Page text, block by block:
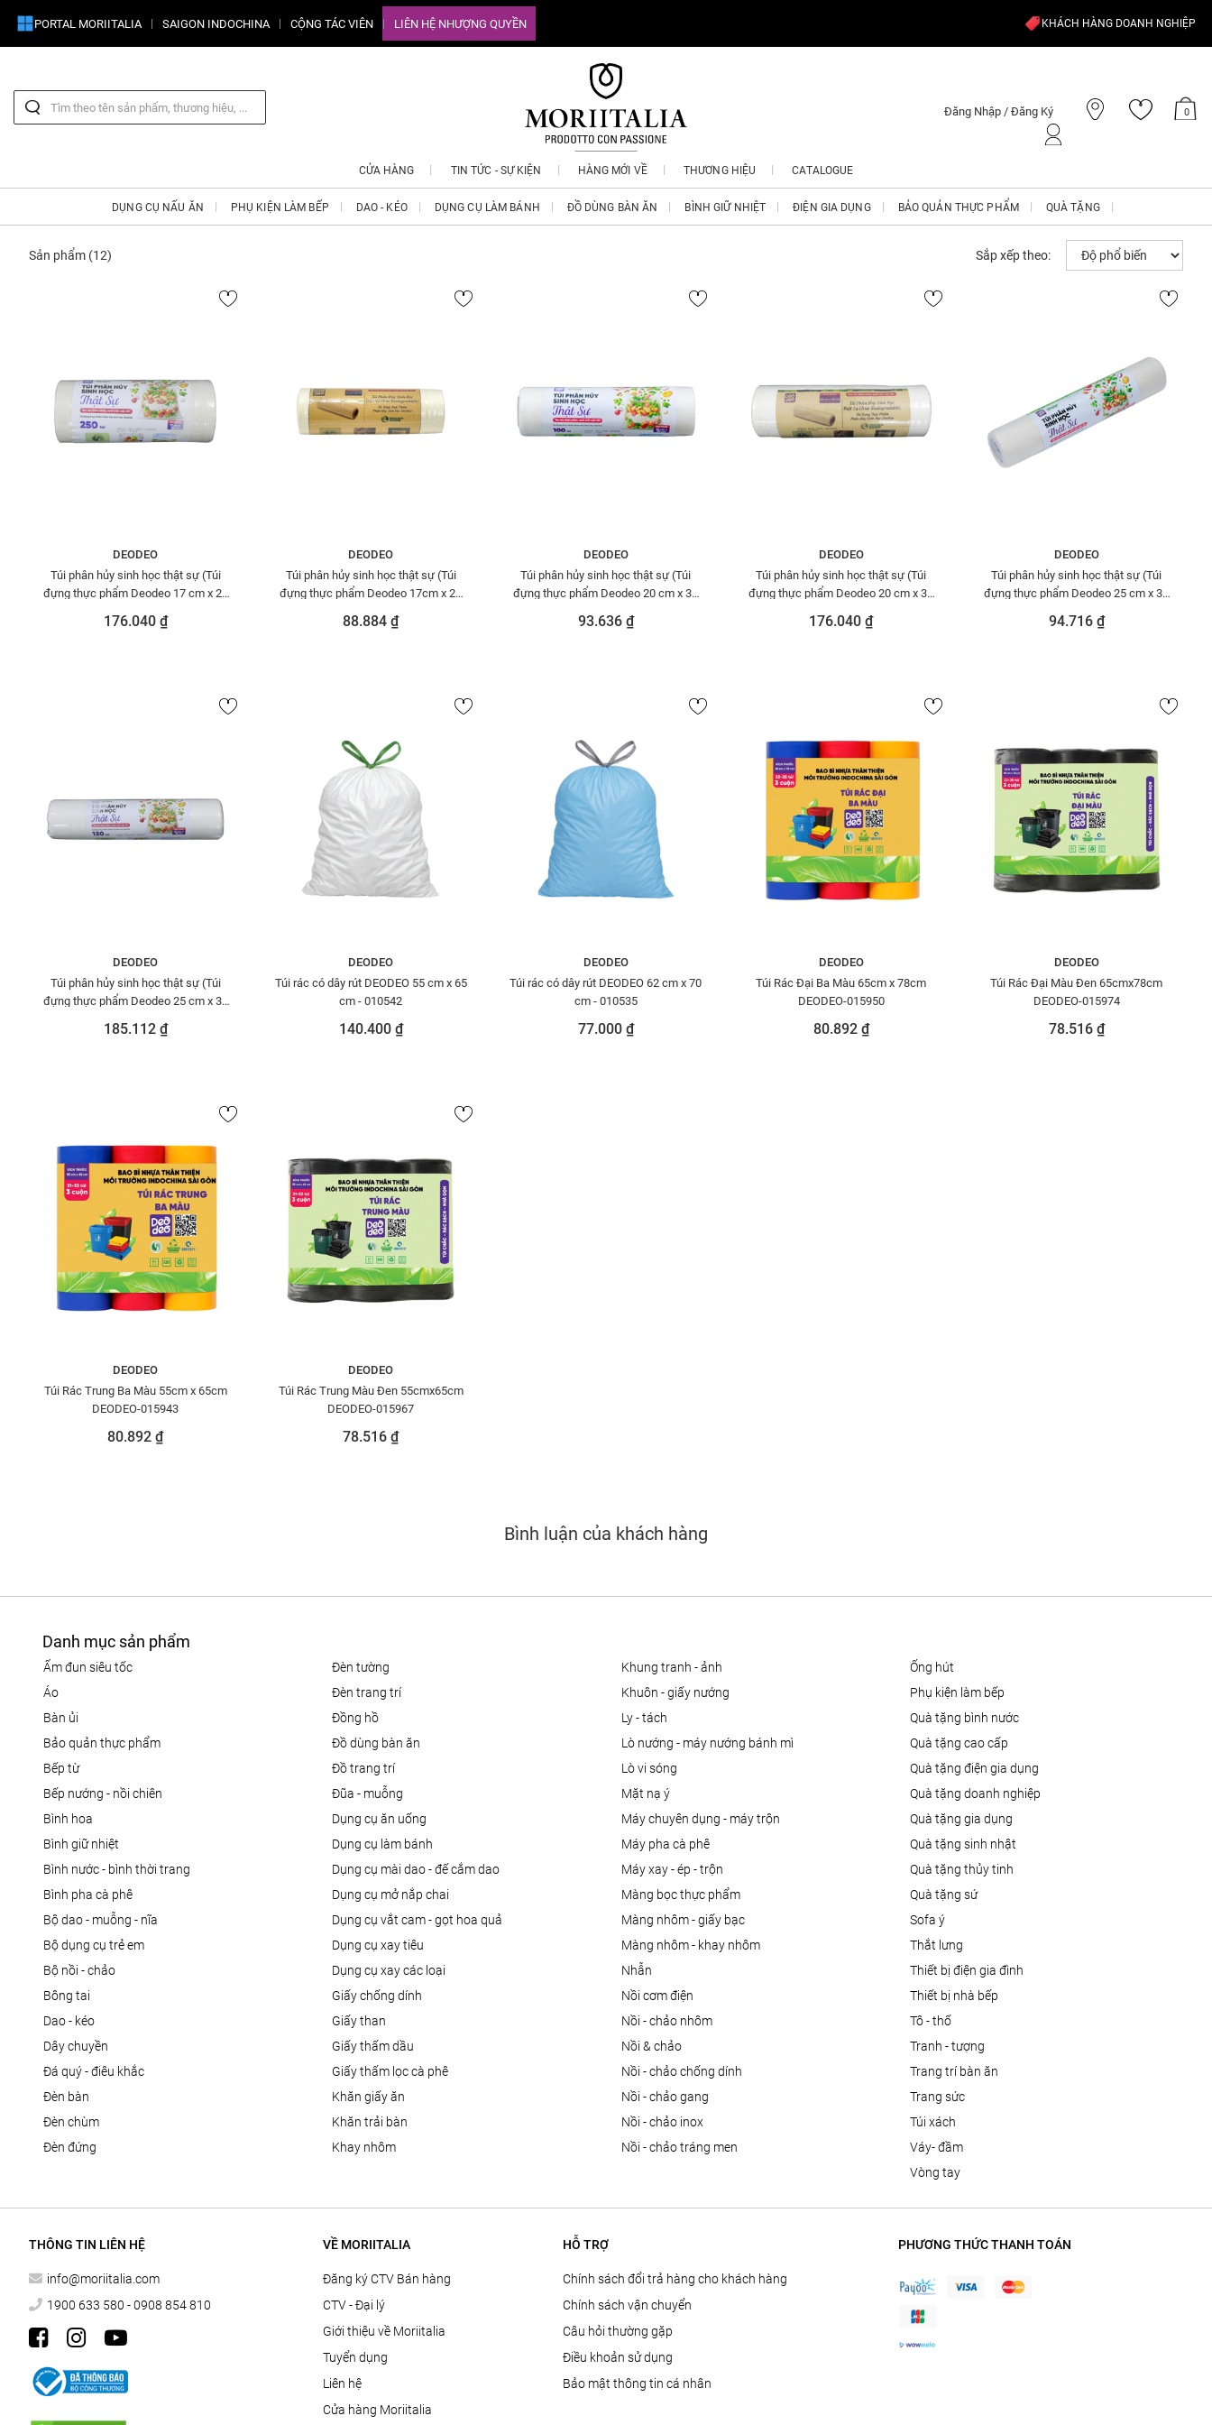
PORTAL MORIITALIA SAIGON INDOCHINA CỘNG TÁC VIÊN LIÊN HỆ NHƯỢNG QUYỀN KHÁCH HÀNG DOANH NGHIỆP
Đăng Nhập / Đăng Ký 0
CỬA HÀNG TIN TỨC - SỰ KIỆN HÀNG MỚI VỀ THƯƠNG HIỆU CATALOGUE
DỤNG CỤ NẤU ĂN PHỤ KIỆN LÀM BẾP DAO - KÉO DỤNG CỤ LÀM BÁNH ĐỒ DÙNG BÀN ĂN BÌNH GIỮ NHIỆT ĐIỆN GIA DỤNG BẢO QUẢN THỰC PHẨM QUÀ TẶNG
Sản phẩm (12) Sắp xếp theo:
DEODEO
Túi phân hủy sinh học thật sự (Túi
đựng thực phẩm Deodeo 17 cm x 25
176.040 ₫
DEODEO
Túi phân hủy sinh học thật sự (Túi
đựng thực phẩm Deodeo 17cm x 25
88.884 ₫
DEODEO
Túi phân hủy sinh học thật sự (Túi
đựng thực phẩm Deodeo 20 cm x 30
93.636 ₫
DEODEO
Túi phân hủy sinh học thật sự (Túi
đựng thực phẩm Deodeo 20 cm x 30
176.040 ₫
DEODEO
Túi phân hủy sinh học thật sự (Túi
đựng thực phẩm Deodeo 25 cm x 35
94.716 ₫
DEODEO
Túi phân hủy sinh học thật sự (Túi
đựng thực phẩm Deodeo 25 cm x 35
185.112 ₫
DEODEO
Túi rác có dây rút DEODEO 55 cm x 65
cm - 010542
140.400 ₫
DEODEO
Túi rác có dây rút DEODEO 62 cm x 70
cm - 010535
77.000 ₫
DEODEO
Túi Rác Đại Ba Màu 65cm x 78cm
DEODEO-015950
80.892 ₫
DEODEO
Túi Rác Đại Màu Đen 65cmx78cm
DEODEO-015974
78.516 ₫
DEODEO
Túi Rác Trung Ba Màu 55cm x 65cm
DEODEO-015943
80.892 ₫
DEODEO
Túi Rác Trung Màu Đen 55cmx65cm
DEODEO-015967
78.516 ₫
Bình luận của khách hàng
Danh mục sản phẩm
ấm đun siêu tốc
áo
bàn ủi
bảo quản thực phẩm
bếp từ
bếp nướng - nồi chiên
bình hoa
bình giữ nhiệt
bình nước - bình thời trang
bình pha cà phê
bộ dao - muỗng - nĩa
bộ dụng cụ trẻ em
bộ nồi - chảo
bông tai
dao - kéo
dây chuyền
đá quý - điêu khắc
đèn bàn
đèn chùm
đèn đứng
đèn tường
đèn trang trí
đồng hồ
đồ dùng bàn ăn
đồ trang trí
đũa - muỗng
dụng cụ ăn uống
dụng cụ làm bánh
dụng cụ mài dao - đế cắm dao
dụng cụ mở nắp chai
dụng cụ vắt cam - gọt hoa quả
dụng cụ xay tiêu
dụng cụ xay các loại
giấy chống dính
giấy than
giấy thấm dầu
giấy thấm lọc cà phê
khăn giấy ăn
khăn trải bàn
khay nhôm
khung tranh - ảnh
khuôn - giấy nướng
ly - tách
lò nướng - máy nướng bánh mì
lò vi sóng
mặt nạ ý
máy chuyên dụng - máy trộn
máy pha cà phê
máy xay - ép - trộn
màng bọc thực phẩm
màng nhôm - giấy bạc
màng nhôm - khay nhôm
nhẫn
nồi cơm điện
nồi - chảo nhôm
nồi & chảo
nồi - chảo chống dính
nồi - chảo gang
nồi - chảo inox
nồi - chảo tráng men
ống hút
phụ kiện làm bếp
quà tặng bình nước
quà tặng cao cấp
quà tặng điện gia dụng
quà tặng doanh nghiệp
quà tặng gia dụng
quà tặng sinh nhật
quà tặng thủy tinh
quà tặng sứ
sofa ý
thắt lưng
thiết bị điện gia đình
thiết bị nhà bếp
tô - thố
tranh - tượng
trang trí bàn ăn
trang sức
túi xách
váy- đầm
vòng tay
THÔNG TIN LIÊN HỆ
info@moriitalia.com
1900 633 580 - 0908 854 810
VỀ MORIITALIA
Đăng ký CTV Bán hàng
CTV - Đại lý
Giới thiệu về Moriitalia
Tuyển dụng
Liên hệ
Cửa hàng Moriitalia
HỖ TRỢ
Chính sách đổi trả hàng cho khách hàng
Chính sách vận chuyển
Câu hỏi thường gặp
Điều khoản sử dụng
Bảo mật thông tin cá nhân
PHƯƠNG THỨC THANH TOÁN